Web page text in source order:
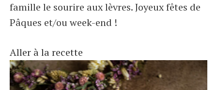
famille le sourire aux lèvres. Joyeux fêtes de
Pâques et/ou week-end !
Aller à la recette